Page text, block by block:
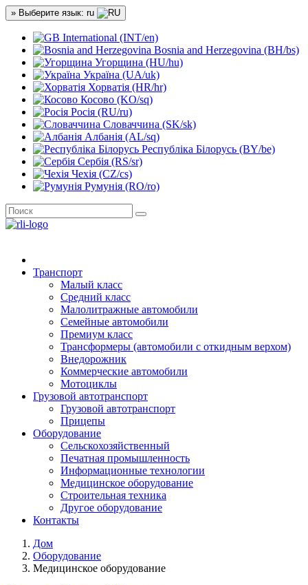
» Выберите язык: ru
International (INT/en)
Bosnia and Herzegovina (BH/bs)
Угорщина (HU/hu)
Україна (UA/uk)
Хорватія (HR/hr)
Косово (KO/sq)
Росія (RU/ru)
Словаччина (SK/sk)
Албанія (AL/sq)
Республіка Білорусь (BY/be)
Сербія (RS/sr)
Чехія (CZ/cs)
Румунія (RO/ro)
Транспорт
Малый класс
Средний класс
Малолитражные автомобили
Семейные автомобили
Премиум класс
Трансформеры (автомобили с откидным верхом)
Внедорожник
Коммерческие автомобили
Мотоциклы
Грузовой автотранспорт
Грузовой автотранспорт
Прицепы
Оборудование
Сельскохозяйственный
Печатная промышленность
Информационные технологии
Медицинское оборудование
Строительная техника
Другое оборудование
Контакты
Дом
Оборудование
Медицинское оборудование